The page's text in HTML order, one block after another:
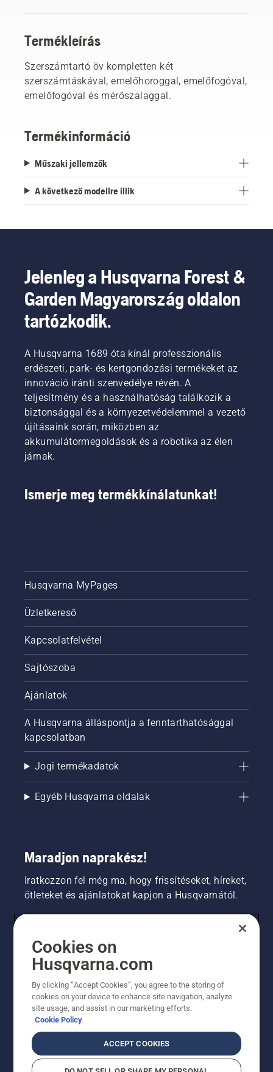
Termékleírás
Szerszámtartó öv kompletten két
szerszámtáskával, emelőhoroggal, emelőfogóval,
emelőfogóval és mérőszalaggal.
Termékinformáció
Műszaki jellemzők
A következő modellre illik
Jelenleg a Husqvarna Forest &
Garden Magyarország oldalon
tartózkodik.
A Husqvarna 1689 óta kínál professzionális
erdészeti, park- és kertgondozási termékeket az
innováció iránti szenvedélye révén. A
teljesítmény és a használhatóság találkozik a
biztonsággal és a környezetvédelemmel a vezető
újításaink során, miközben az
akkumulátormegoldások és a robotika az élen
járnak.
Ismerje meg termékkínálatunkat!
Husqvarna MyPages
Üzletkereső
Kapcsolatfelvétel
Sajtószoba
Ajánlatok
A Husqvarna álláspontja a fenntarthatósággal
kapcsolatban
Jogi termékadatok
Egyéb Husqvarna oldalak
Maradjon naprakész!
Iratkozzon fel még ma, hogy frissítéseket, híreket,
ötleteket és ajánlatokat kapjon a Husqvarnától.
PROFESSZIONÁLIS
Cookies on
Husqvarna.com
By clicking “Accept Cookies”, you agree to the storing of
cookies on your device to enhance site navigation, analyze
site usage, and assist in our marketing efforts.
Cookie Policy
ACCEPT COOKIES